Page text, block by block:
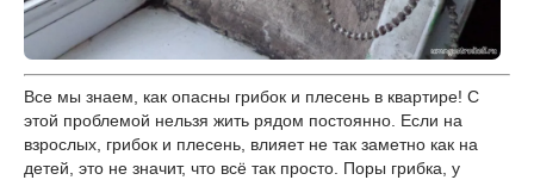
Все мы знаем, как опасны грибок и плесень в квартире! С
этой проблемой нельзя жить рядом постоянно. Если на
взрослых, грибок и плесень, влияет не так заметно как на
детей, это не значит, что всё так просто. Поры грибка, у